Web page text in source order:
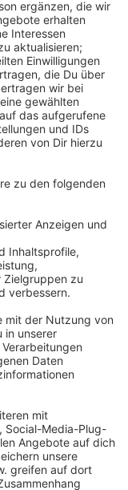
dem Gast
zu denen er
Keine
-
- das ist „Fünf
eines
kann
die
Sie der